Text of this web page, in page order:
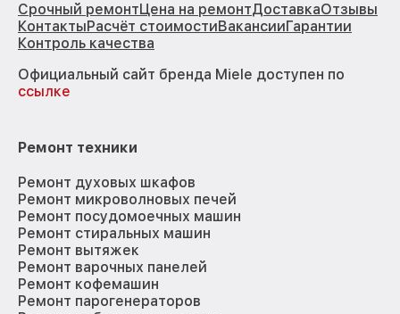
Срочный ремонтЦена на ремонтДоставкаОтзывы
КонтактыРасчёт стоимостиВакансииГарантии
Контроль качества
Официальный сайт бренда Miele доступен по
ссылке
Ремонт техники
Ремонт духовых шкафов
Ремонт микроволновых печей
Ремонт посудомоечных машин
Ремонт стиральных машин
Ремонт вытяжек
Ремонт варочных панелей
Ремонт кофемашин
Ремонт парогенераторов